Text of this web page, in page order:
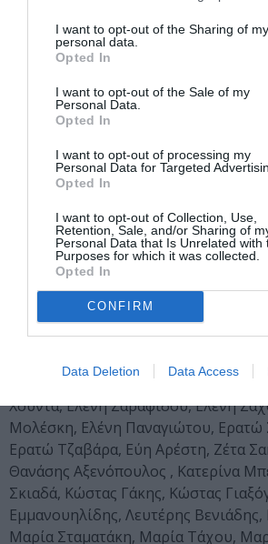
I want to opt-out of the Sharing of my
personal data.
Opted In
I want to opt-out of the Sale of my
Personal Data.
Opted In
I want to opt-out of processing my
Personal Data for Targeted
Opted In
I want to opt-out of Collection, Use,
Retention, Sale, and/or Sharing of
Personal Data that Is Unrelated with
Purposes for which it was collected.
Opted In
CONFIRM
Data Deletion Data Access
Τεχνόπολη Δήμου Αθηναίων, To
To Ελληνικό Κέντρο της Διεθνούς
Ορχήστρα Δήμου Χίου, Χορολόγιον,
Συλλόγων Χίου. Joe Tornabene , Mey
Ανδριάννα Νεαμονίτη, Αλέξανδρος
Αλέξανδρος Παπαγεωργόπουλος ,
Ριζόπουλος, Αλέξης Κωτσόπουλος,
Αβδελοπούλου, Αναστασία
Αντονέλλα Χήρα, Άρτεμις Λαμπίρη,
Παπαγεωργίου, Ασημίνα
Βερβενιώτη , Βασίλης Καλφάκης,
Παναγόπουλος, Γιολάντα Καπέρδα,
Γραμματικού, Γιώργης
Δέσποινα Καρούτα, Δημήτρης
Κλιμενώφ, Ειρήνη Ευσταθίου, Έλενα
Χούντα, Ελένη Ζαραφίδου, Ελένη
Μολέσκη, Ελένη Παναγιώτου,
Ερατώ Τζαβάρα, Εύη Αρέστη, Ζέτα
Θανάσης Αξενόπουλος , Κατερίνα
Σκιαδά, Κώστας Γάκης, Κώστας
Εμμανουηλίδης, Λευτέρης
Μαρία Σταματάκη, Μαρία Τάχου,